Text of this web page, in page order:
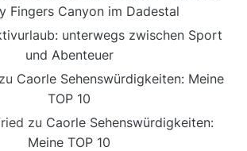
Fingers Canyon im Dadestal
unterwegs zwischen Sport
und Abenteuer
zu Caorle Sehenswürdigkeiten: Meine
TOP 10
zu Caorle Sehenswürdigkeiten:
Meine TOP 10